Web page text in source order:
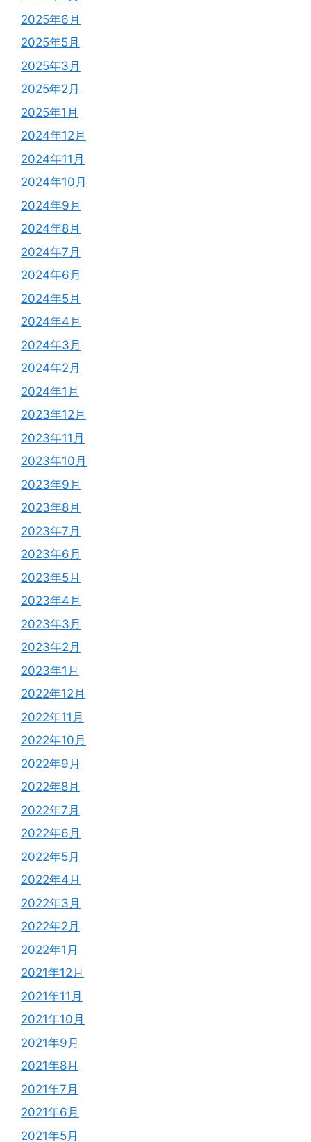
2025年6月
2025年5月
2025年3月
2025年2月
2025年1月
2024年12月
2024年11月
2024年10月
2024年9月
2024年8月
2024年7月
2024年6月
2024年5月
2024年4月
2024年3月
2024年2月
2024年1月
2023年12月
2023年11月
2023年10月
2023年9月
2023年8月
2023年7月
2023年6月
2023年5月
2023年4月
2023年3月
2023年2月
2023年1月
2022年12月
2022年11月
2022年10月
2022年9月
2022年8月
2022年7月
2022年6月
2022年5月
2022年4月
2022年3月
2022年2月
2022年1月
2021年12月
2021年11月
2021年10月
2021年9月
2021年8月
2021年7月
2021年6月
2021年5月